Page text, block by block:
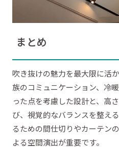
まとめ
吹き抜けの魅力を最大限に活
族のコミュニケーション、冷
った点を考慮した設計と、高
び、視覚的なバランスを整え
るための間仕切りやカーテン
よる空間演出が重要です。